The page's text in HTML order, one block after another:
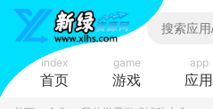
index
首页
game
游戏
app
应用